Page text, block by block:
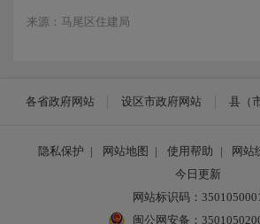
来源：马尾区住建局
各省政府网站 设区市政府网站 县（
隐私保护 | 网站地图 | 使用帮助 | 网站
今日更新
网站标识码：3501050001
闽公网安备：